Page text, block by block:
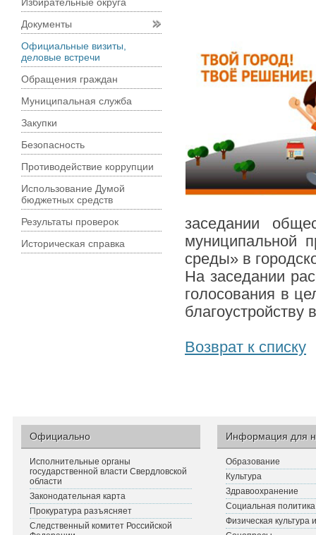
заседании
муниципальной
среды» в
На заседании
голосования в
благоустройству
Возврат к списку
Избирательные округа
Документы
Официальные визиты,
деловые встречи
Обращения граждан
Муниципальная служба
Закупки
Безопасность
Противодействие коррупции
Использование Думой
бюджетных средств
Результаты проверок
Историческая справка
Официально
Исполнительные органы
государственной власти Свердловской
области
Законодательная карта
Прокуратура разъясняет
Следственный комитет Российской
Информация для
Образование
Культура
Здравоохранение
Социальная политика
Физическая культура